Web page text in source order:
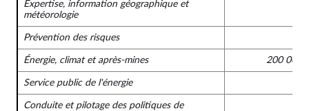
Expertise, information géographique et
météorologie
Prévention des risques
Énergie, climat et après-mines 200 000
Service public de l'énergie
Conduite et pilotage des politiques de